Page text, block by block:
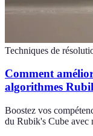
Techniques de
Comment
algorithmes
Boostez vos
du Rubik's Cube avec